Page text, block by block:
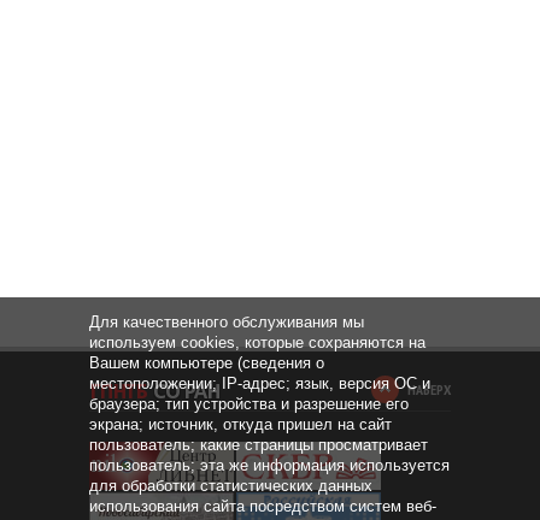
НАВЕРХ
Для качественного обслуживания мы
используем cookies, которые сохраняются на
Вашем компьютере (сведения о
местоположении; IP-адрес; язык, версия ОС и
браузера; тип устройства и разрешение его
экрана; источник, откуда пришел на сайт
пользователь; какие страницы просматривает
пользователь; эта же информация используется
для обработки статистических данных
использования сайта посредством систем веб-